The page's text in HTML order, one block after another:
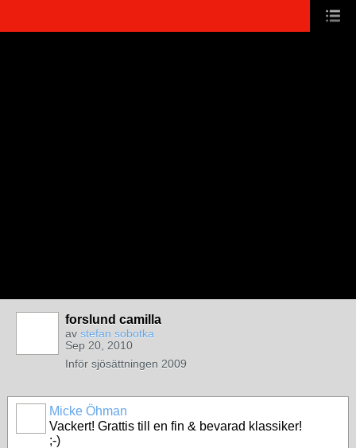
forslund camilla
av stefan sobotka
Sep 20, 2010
Inför sjösättningen 2009
Micke Öhman
Vackert! Grattis till en fin & bevarad klassiker!
;-)